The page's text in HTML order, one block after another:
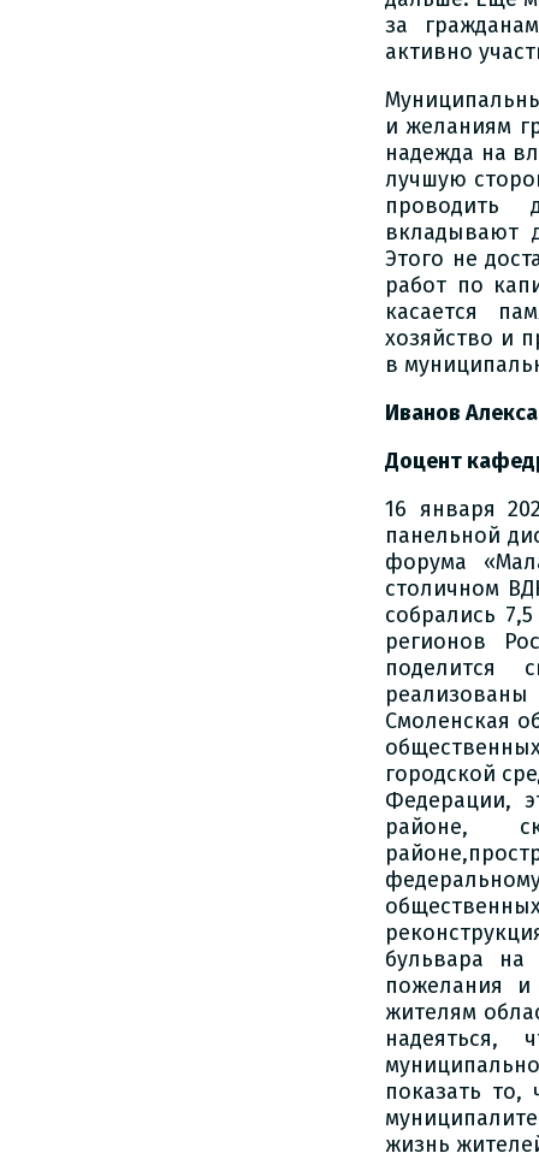
за
активно
и желаниям
надежда на
лучшую
проводить
вкладывают
Этого не
работ по
касается
хозяйство и
в
Иванов
Доцент
16 января
панельной
форума
столичном
собрались
регионов
поделится
Смоленская
городской
Федерации,
районе,
бульвара
пожелания и
жителям
надеяться,
показать то,
жизнь